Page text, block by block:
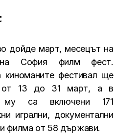
дойде март, месецът на
София филм фест.
фестивал ще
от 13 до 31 март, а в
му са включени 171
игрални, документални
филма от 58 държави.